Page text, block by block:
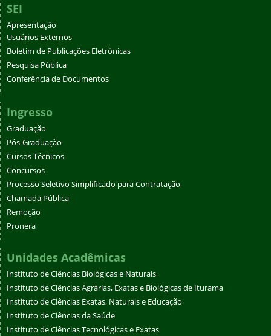
SEI
Apresentação
Usuários Externos
Boletim de Publicações Eletrônicas
Pesquisa Pública
Conferência de Documentos
Ingresso
Graduação
Pós-Graduação
Cursos Técnicos
Concursos
Processo Seletivo Simplificado para Contratação
Chamada Pública
Remoção
Pronera
Unidades Acadêmicas
Instituto de Ciências Biológicas e Naturais
Instituto de Ciências Agrárias, Exatas e Biológicas de Iturama
Instituto de Ciências Exatas, Naturais e Educação
Instituto de Ciências da Saúde
Instituto de Ciências Tecnológicas e Exatas